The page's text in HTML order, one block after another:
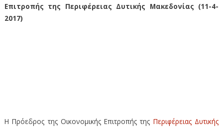
Επιτροπής της Περιφέρειας Δυτικής Μακεδονίας (11-4-
2017)
Η Πρόεδρος της Οικονομικής Επιτροπής της Περιφέρειας Δυτικής